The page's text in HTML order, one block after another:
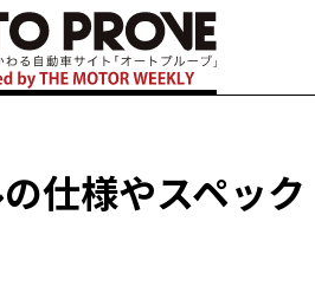
仕様やスペック